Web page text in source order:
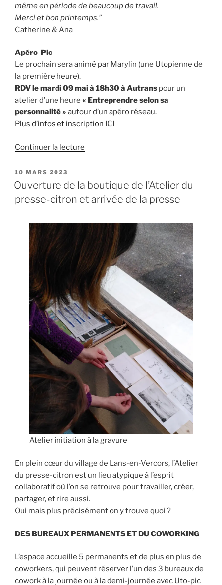
même en période de beaucoup de travail.
Merci et bon printemps.”
Catherine & Ana
Apéro-Pic
Le prochain sera animé par Marylin (une Utopienne de
la première heure).
RDV le mardi 09 mai à 18h30 à Autrans pour un
atelier d’une heure « Entreprendre selon sa
personnalité » autour d’un apéro réseau.
Plus d’infos et inscription ICI
Continuer la lecture
apéro-
pic,
chantiers
cours
sein
des
espaces
de
travail
partagé »
PUBLIÉ
LE
10 MARS 2023
Ouverture de la boutique de l’Atelier du
presse-citron et arrivée de la presse
Atelier initiation à la gravure
En plein cœur du village de Lans-en-Vercors, l’Atelier
du presse-citron est un lieu atypique à l’esprit
collaboratif où l’on se retrouve pour travailler, créer,
partager, et rire aussi.
Oui mais plus précisément on y trouve quoi ?
DES BUREAUX PERMANENTS ET DU COWORKING
L’espace accueille 5 permanents et de plus en plus de
coworkers, qui peuvent réserver l’un des 3 bureaux de
cowork à la journée ou à la demi-journée avec Uto-pic